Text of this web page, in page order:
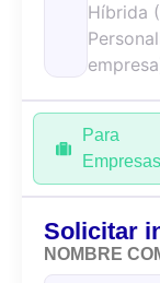
Híbrida
Para
Empresas
Solicitar
NOMBRE